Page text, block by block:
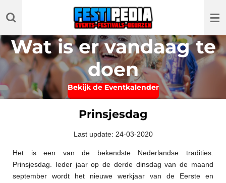
direct
de
hoofdinhoud
Wat is er vandaag te
doen
Bekijk de Eventkalender
Prinsjesdag
Last update: 24-03-2020
Het is een van de bekendste Nederlandse tradities:
Prinsjesdag. Ieder jaar op de derde dinsdag van de maand
september wordt het nieuwe werkjaar van de Eerste en